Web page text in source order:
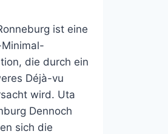
ist eine
die durch ein
Déjà-vu
wird. Uta
Dennoch
sich die